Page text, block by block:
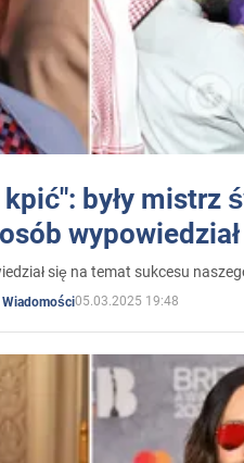
były mistrz
się na temat sukcesu
Wiadomości05.03.2025 19:48